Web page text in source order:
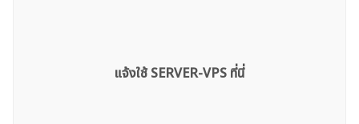
แจ้งใช้ SERVER-VPS ที่นี่